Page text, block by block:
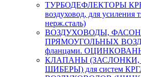
ТУРБОДЕФЛЕКТОРЫ
воздуховод, для усиления
нерж.сталь)
ВОЗДУХОВОДЫ,
ПРЯМОУГОЛЬНЫХ
фланцами.
КЛАПАНЫ (ЗАСЛОНКИ,
ШИБЕРЫ) для систем